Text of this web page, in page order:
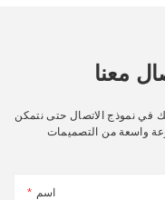
معنا
في نموذج الاتصال حتى نتمكن
اسم